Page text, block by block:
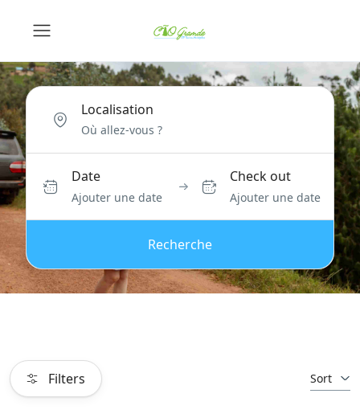
Localisation
Date
Ajouter une date
Check out
Ajouter une date
Recherche
Filters Sort